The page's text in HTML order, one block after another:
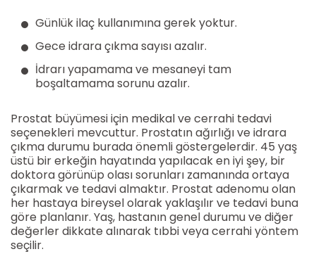
Günlük ilaç kullanımına gerek yoktur.
Gece idrara çıkma sayısı azalır.
İdrarı yapamama ve mesaneyi tam
boşaltamama sorunu azalır.
Prostat büyümesi için medikal ve cerrahi tedavi
seçenekleri mevcuttur. Prostatın ağırlığı ve idrara
çıkma durumu burada önemli göstergelerdir. 45 yaş
üstü bir erkeğin hayatında yapılacak en iyi şey, bir
doktora görünüp olası sorunları zamanında ortaya
çıkarmak ve tedavi almaktır. Prostat adenomu olan
her hastaya bireysel olarak yaklaşılır ve tedavi buna
göre planlanır. Yaş, hastanın genel durumu ve diğer
değerler dikkate alınarak tıbbi veya cerrahi yöntem
seçilir.